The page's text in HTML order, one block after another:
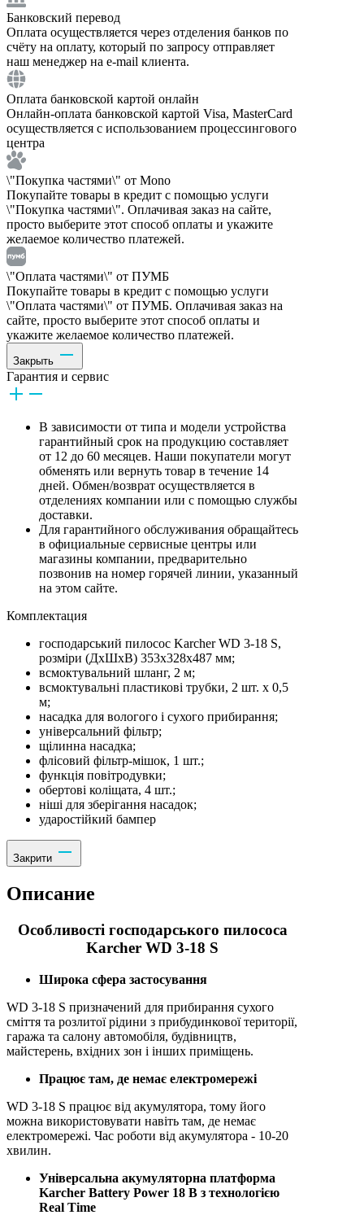
Банковский перевод
Оплата осуществляется через отделения банков по
счёту на оплату, который по запросу отправляет
наш менеджер на e-mail клиента.
Оплата банковской картой онлайн
Онлайн-оплата банковской картой Visa, MasterCard
осуществляется с использованием процессингового
центра
\"Покупка частями\" от Mono
Покупайте товары в кредит с помощью услуги
\"Покупка частями\". Оплачивая заказ на сайте,
просто выберите этот способ оплаты и укажите
желаемое количество платежей.
\"Оплата частями\" от ПУМБ
Покупайте товары в кредит с помощью услуги
\"Оплата частями\" от ПУМБ. Оплачивая заказ на
сайте, просто выберите этот способ оплаты и
укажите желаемое количество платежей.
Закрыть
Гарантия и сервис
В зависимости от типа и модели устройства
гарантийный срок на продукцию составляет
от 12 до 60 месяцев. Наши покупатели могут
обменять или вернуть товар в течение 14
дней. Обмен/возврат осуществляется в
отделениях компании или с помощью службы
доставки.
Для гарантийного обслуживания обращайтесь
в официальные сервисные центры или
магазины компании, предварительно
позвонив на номер горячей линии, указанный
на этом сайте.
Комплектация
господарський пилосос Karcher WD 3-18 S,
розміри (ДхШхВ) 353x328x487 мм;
всмоктувальний шланг, 2 м;
всмоктувальні пластикові трубки, 2 шт. х 0,5
м;
насадка для вологого і сухого прибирання;
універсальний фільтр;
щілинна насадка;
флісовий фільтр-мішок, 1 шт.;
функція повітродувки;
обертові коліщата, 4 шт.;
ніші для зберігання насадок;
ударостійкий бампер
Закрити
Описание
Особливості господарського пилососа
Karcher WD 3-18 S
Широка сфера застосування
WD 3-18 S призначений для прибирання сухого
сміття та розлитої рідини з прибудинкової території,
гаража та салону автомобіля, будівництв,
майстерень, вхідних зон і інших приміщень.
Працює там, де немає електромережі
WD 3-18 S працює від акумулятора, тому його
можна використовувати навіть там, де немає
електромережі. Час роботи від акумулятора - 10-20
хвилин.
Універсальна акумуляторна платформа
Karcher Battery Power 18 В з технологією
Real Time